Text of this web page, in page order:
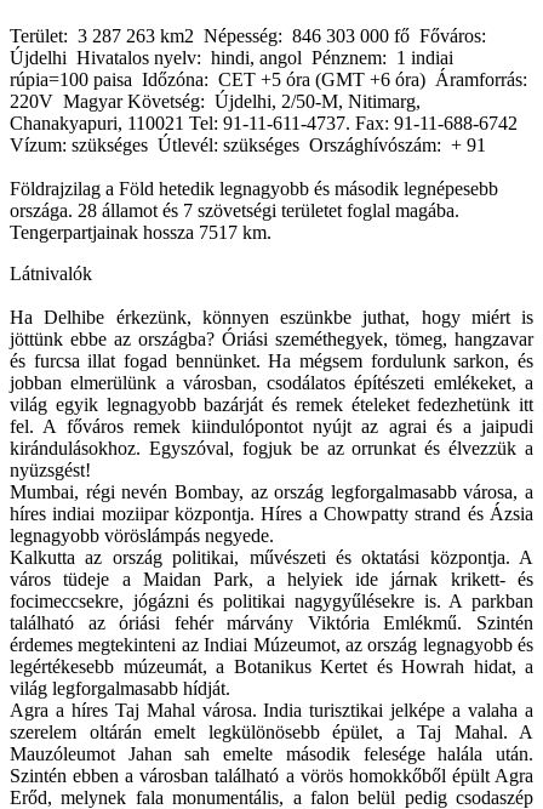
Terület: 3 287 263 km2 Népesség: 846 303 000 fő Főváros:
Újdelhi Hivatalos nyelv: hindi, angol Pénznem: 1 indiai
rúpia=100 paisa Időzóna: CET +5 óra (GMT +6 óra) Áramforrás:
220V Magyar Követség: Újdelhi, 2/50-M, Nitimarg,
Chanakyapuri, 110021 Tel: 91-11-611-4737. Fax: 91-11-688-6742
Vízum: szükséges Útlevél: szükséges Országhívószám: + 91
Földrajzilag a Föld hetedik legnagyobb és második legnépesebb
országa. 28 államot és 7 szövetségi területet foglal magába.
Tengerpartjainak hossza 7517 km.
Látnivalók
Ha Delhibe érkezünk, könnyen eszünkbe juthat, hogy miért is
jöttünk ebbe az országba? Óriási szeméthegyek, tömeg, hangzavar
és furcsa illat fogad bennünket. Ha mégsem fordulunk sarkon, és
jobban elmerülünk a városban, csodálatos építészeti emlékeket, a
világ egyik legnagyobb bazárját és remek ételeket fedezhetünk itt
fel. A főváros remek kiindulópontot nyújt az agrai és a jaipudi
kirándulásokhoz. Egyszóval, fogjuk be az orrunkat és élvezzük a
nyüzsgést!
Mumbai, régi nevén Bombay, az ország legforgalmasabb városa, a
híres indiai moziipar központja. Híres a Chowpatty strand és Ázsia
legnagyobb vöröslámpás negyede.
Kalkutta az ország politikai, művészeti és oktatási központja. A
város tüdeje a Maidan Park, a helyiek ide járnak krikett- és
focimeccsekre, jógázni és politikai nagygyűlésekre is. A parkban
található az óriási fehér márvány Viktória Emlékmű. Szintén
érdemes megtekinteni az Indiai Múzeumot, az ország legnagyobb és
legértékesebb múzeumát, a Botanikus Kertet és Howrah hidat, a
világ legforgalmasabb hídját.
Agra a híres Taj Mahal városa. India turisztikai jelképe a valaha a
szerelem oltárán emelt legkülönösebb épület, a Taj Mahal. A
Mauzóleumot Jahan sah emelte második felesége halála után.
Szintén ebben a városban található a vörös homokkőből épült Agra
Erőd, melynek fala monumentális, a falon belül pedig csodaszép